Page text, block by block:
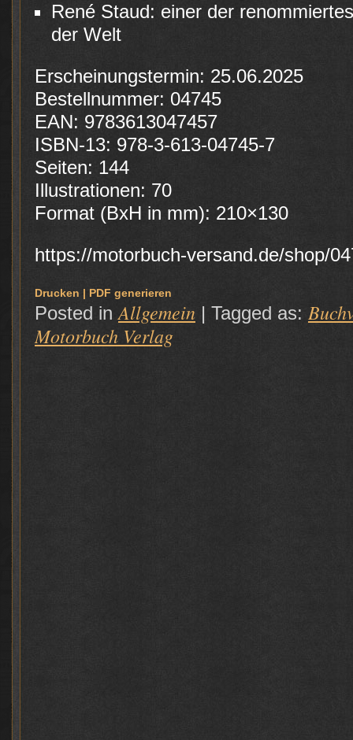
René Staud: einer der
der Welt
Erscheinungstermin: 25.06.2025
Bestellnummer: 04745
EAN: 9783613047457
ISBN-13: 978-3-613-04745-7
Seiten: 144
Illustrationen: 70
Format (BxH in mm): 210×130
https://motorbuch-versand.de/shop/
Drucken | PDF generieren
Posted in Allgemein | Tagged as:
Motorbuch Verlag